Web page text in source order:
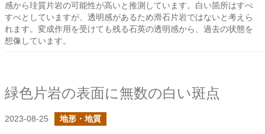
感から珪質片岩の可能性が高いと推測しています。白い箇所はすべ
すべとしていますが、透明感があるため滑石片岩ではないと考えら
れます。変成作用を受けても残る石英の透明感から、過去の状態を
想像しています。
緑色片岩の表面に無数の白い斑点
2023-08-25 地形・地質